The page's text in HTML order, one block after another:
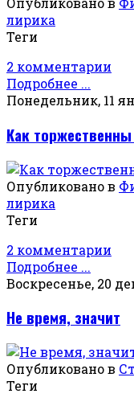
лирика
Теги
2 комментарии
Подробнее ...
Понедельник, 11
Как
Опубликовано в
лирика
Теги
2 комментарии
Подробнее ...
Воскресенье, 20
Не время, значит
Опубликовано в
Теги